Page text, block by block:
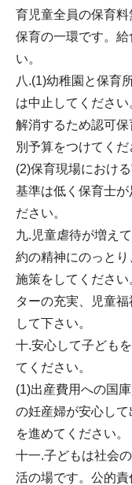
育児童全員の保育
保育の一環です。
い。
八.(1)幼稚園と保育
は中止してくださ
解消するため認可
別予算をつけてくだ
(2)保育現場におけ
基準は低く保育士が
ださい。
九.児童虐待が増え
約の精神にのっと
施策をしてくださ
ターの充実、児童
して下さい。
十.安心して子ども
てください。
(1)出産費用への国
の妊産婦が安心し
を進めてください。
十一.子どもは社会
活の場です。公的